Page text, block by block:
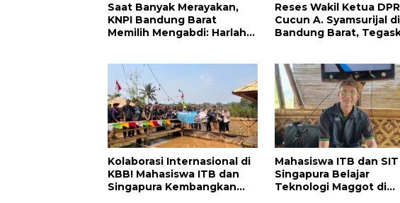
Saat Banyak Merayakan,
KNPI Bandung Barat
Memilih Mengabdi: Harlah
dan Warga Kurang Mampu
Reses Wakil Ketua
Cucun A. Syamsurijal di
Bandung Barat,
Bedah Rumah
Kolaborasi Internasional di
KBB! Mahasiswa ITB dan
Singapura Kembangkan
Mahasiswa ITB dan SIT
Singapura Belajar
Teknologi Maggot di